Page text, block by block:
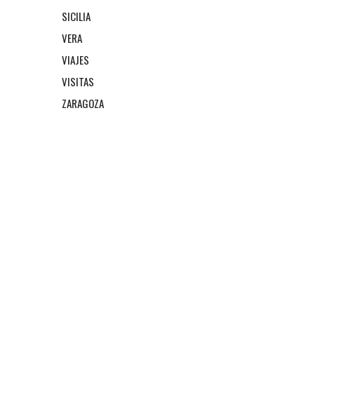
SICILIA
VERA
VIAJES
VISITAS
ZARAGOZA